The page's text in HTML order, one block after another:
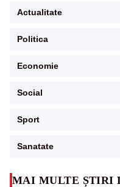
MAI MULTE ȘTIRI
Actualitate
Politica
Economie
Social
Sport
Sanatate